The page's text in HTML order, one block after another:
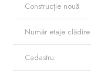
Construcție nouă
Număr etaje clădire
Cadastru